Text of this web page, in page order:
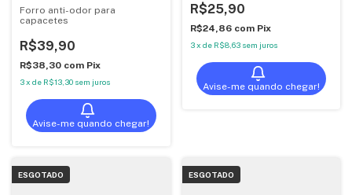
Forro anti-odor para
capacetes
R$39,90
R$38,30 com Pix
3x de R$13,30 sem juros
Avise-me quando chegar!
R$25,90
R$24,86 com Pix
3 x de R$8,63 sem juros
Avise-me quando chegar!
ESGOTADO ESGOTADO